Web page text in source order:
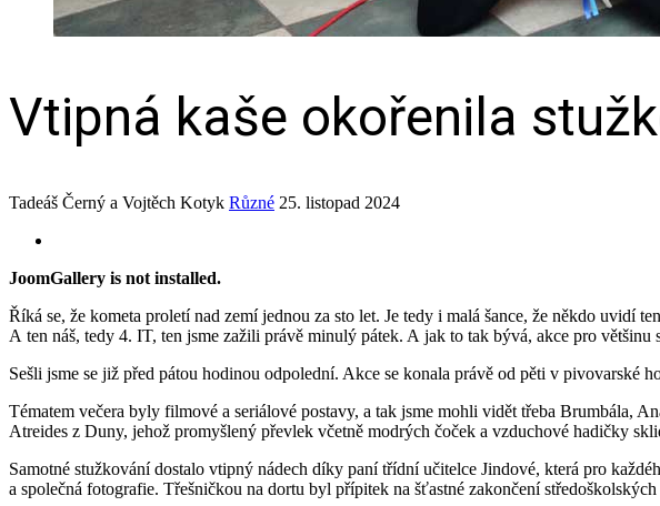
Vtipná kaše okořenila
Tadeáš Černý a Vojtěch Kotyk Různé 25. listopad 2024
JoomGallery is not installed.
Říká se, že kometa proletí nad zemí jednou za sto let. Je tedy i malá šance, že někdo uvidí
A ten náš, tedy 4. IT, ten jsme zažili právě minulý pátek. A jak to tak bývá, akce pro většinu
Sešli jsme se již před pátou hodinou odpolední. Akce se konala právě od pěti v
Tématem večera byly filmové a seriálové postavy, a tak jsme mohli vidět třeba Brumbála,
Atreides z Duny, jehož promyšlený převlek včetně modrých čoček a vzduchové hadičky
Samotné stužkování dostalo vtipný nádech díky paní třídní učitelce Jindové, která pro
a společná fotografie. Třešničkou na dortu byl přípitek na šťastné zakončení středoškolských